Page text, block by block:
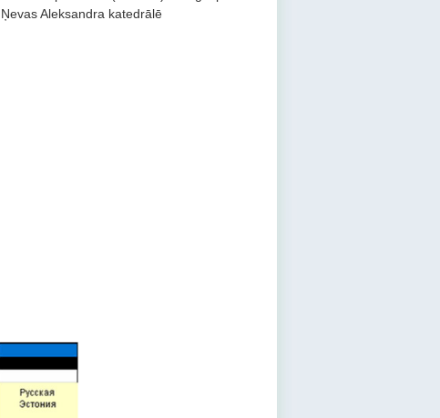
Ņevas Aleksandra katedrālē